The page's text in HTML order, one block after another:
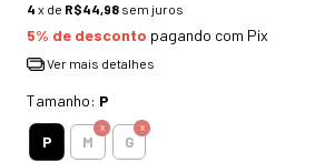
4 x de R$44,98 sem juros
5% de desconto pagando com Pix
Ver mais detalhes
Tamanho: P
P M G